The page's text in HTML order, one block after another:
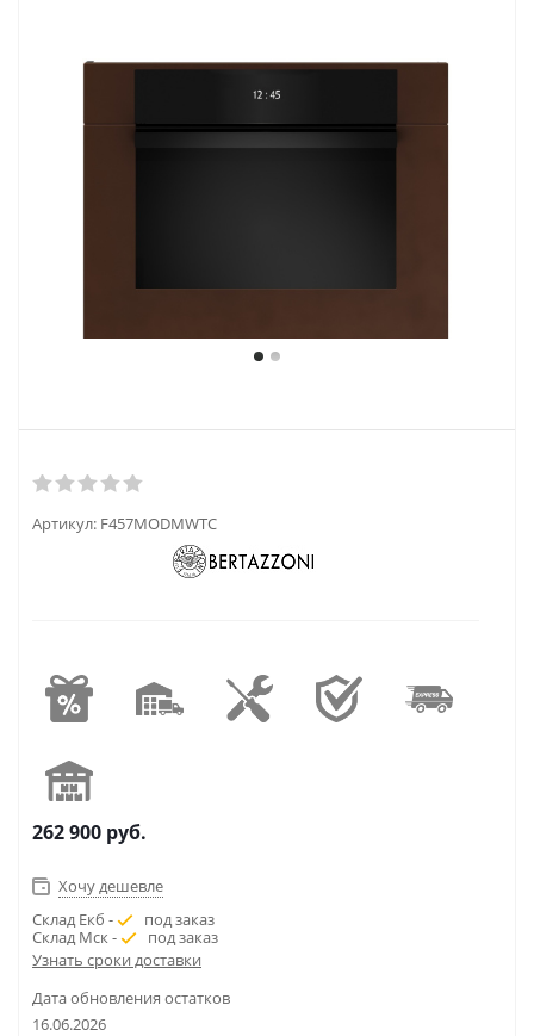
Артикул: F457MODMWTC
262 900 руб.
Хочу дешевле
Склад Екб -
под заказ
Склад Мск -
под заказ
Узнать сроки доставки
Дата обновления остатков
16.06.2026